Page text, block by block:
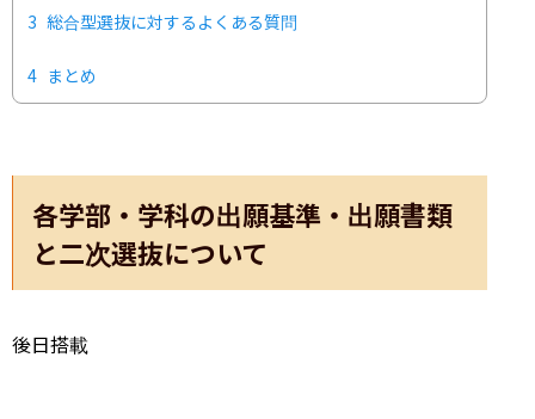
3 総合型選抜に対するよくある質問
4 まとめ
各学部・学科の出願基準・出願書類
と二次選抜について
後日搭載